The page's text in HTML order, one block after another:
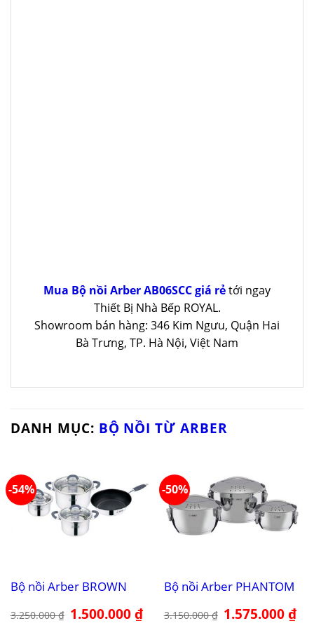
Mua Bộ nồi Arber AB06SCC giá rẻtới ngay
Thiết Bị Nhà Bếp ROYAL.
Showroom bán hàng: 346 Kim Ngưu, Quận Hai
Bà Trưng, TP. Hà Nội, Việt Nam
DANH MỤC: BỘ NỒI TỪ ARBER
-54%
Bộ nồi Arber BROWN
3.250.000₫ Giá
gốc
1.500.000₫Giá
hiện
-50%
Bộ nồi Arber PHANTOM
3.150.000₫ Giá
gốc
1.575.000₫Giá